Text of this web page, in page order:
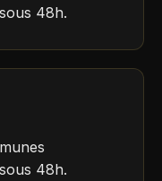
48h.
48h.